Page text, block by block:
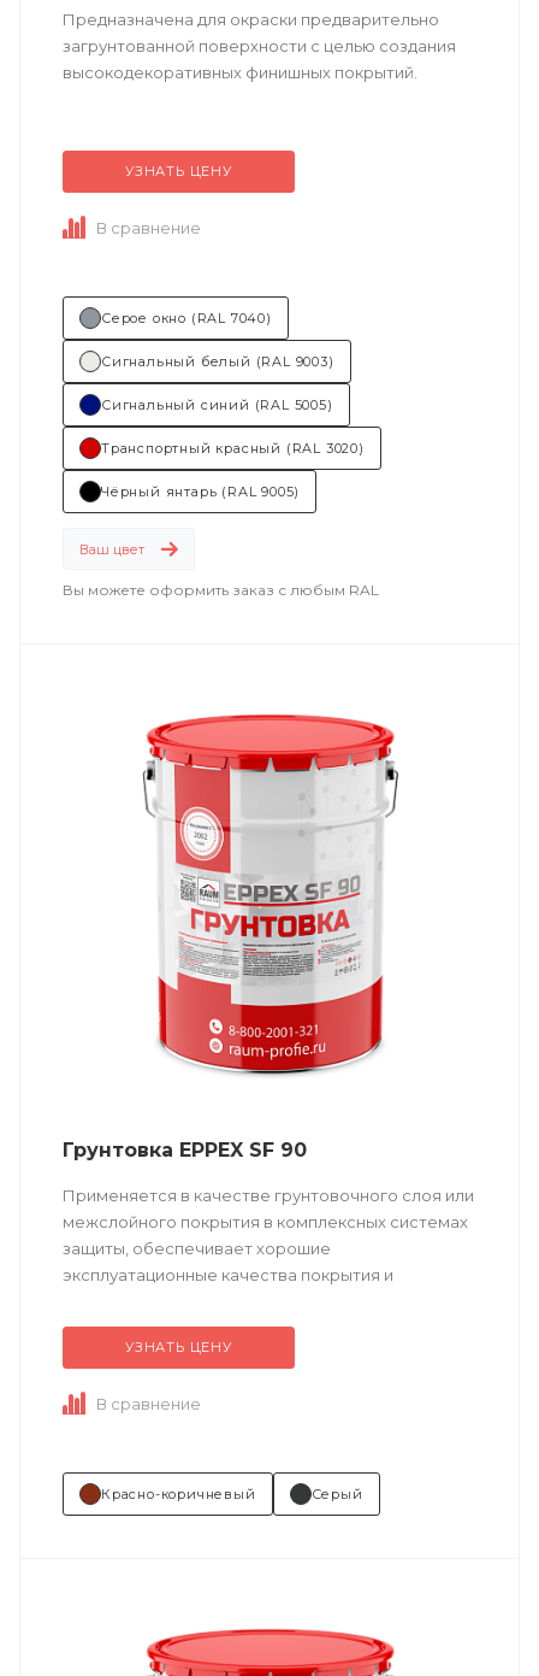
Предназначена для окраски предварительно
загрунтованной поверхности с целью создания
высокодекоративных финишных покрытий.
Техническое описаниепо ссылке
Область применения:...
УЗНАТЬ ЦЕНУ
В сравнение
Серое окно (RAL 7040)
Сигнальный белый (RAL 9003)
Сигнальный синий (RAL 5005)
Транспортный красный (RAL 3020)
Чёрный янтарь (RAL 9005)
Ваш цвет
Вы можете оформить заказ с любым RAL
Грунтовка EPPEX SF 90
Применяется в качестве грунтовочного слоя или
межслойного покрытия в комплексных системах
защиты, обеспечивает хорошие
эксплуатационные качества покрытия и
Техническое описание ...
УЗНАТЬ ЦЕНУ
В сравнение
Красно-коричневый Серый